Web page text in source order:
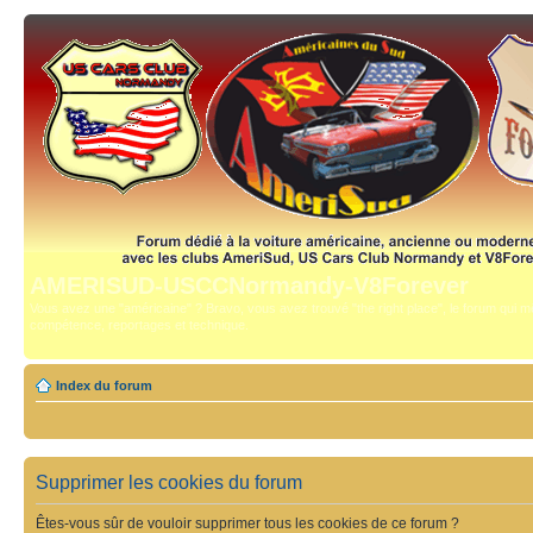
AMERISUD-USCCNormandy-V8Forever
Vous avez une "américaine" ? Bravo, vous avez trouvé "the right place", le forum qui
compétence, reportages et technique.
Index du forum
Supprimer les cookies du forum
Êtes-vous sûr de vouloir supprimer tous les cookies de ce forum ?